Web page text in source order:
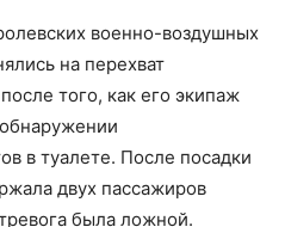
военно-воздушных
на перехват
того, как его экипаж
в туалете. После посадки
двух пассажиров
была ложной.